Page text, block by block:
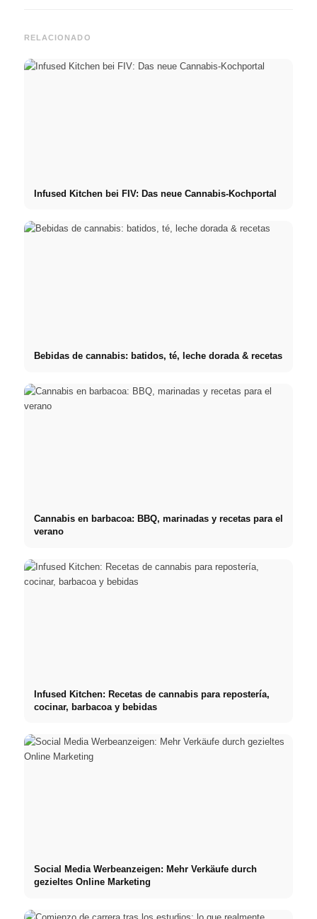
RELACIONADO
Infused Kitchen bei FIV: Das neue Cannabis-Kochportal
Bebidas de cannabis: batidos, té, leche dorada & recetas
Cannabis en barbacoa: BBQ, marinadas y recetas para el
verano
Infused Kitchen: Recetas de cannabis para repostería,
cocinar, barbacoa y bebidas
Social Media Werbeanzeigen: Mehr Verkäufe durch
gezieltes Online Marketing